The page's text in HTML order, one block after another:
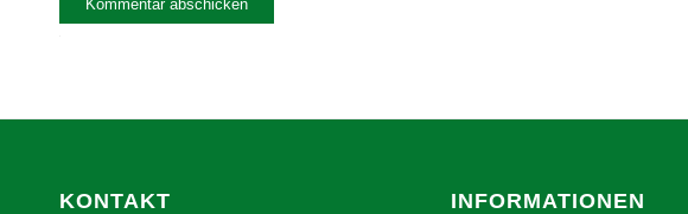
KONTAKT
INFORMATIONEN